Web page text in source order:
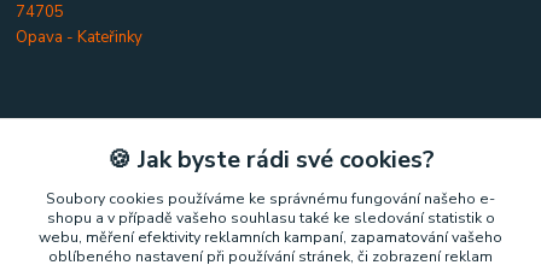
74705
Opava - Kateřinky
Kontakty
Home-comfort.cz
🍪 Jak byste rádi své cookies?
Soubory cookies používáme ke správnému fungování našeho e-
shopu a v případě vašeho souhlasu také ke sledování statistik o
webu, měření efektivity reklamních kampaní, zapamatování vašeho
oblíbeného nastavení při používání stránek, či zobrazení reklam